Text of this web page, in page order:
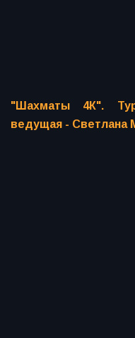
"Шахматы 4К".
ведущая - Светлана